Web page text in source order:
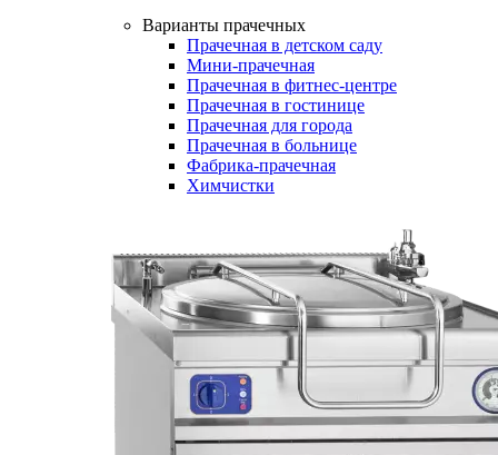
Варианты прачечных
Прачечная в детском саду
Мини-прачечная
Прачечная в фитнес-центре
Прачечная в гостинице
Прачечная для города
Прачечная в больнице
Фабрика-прачечная
Химчистки